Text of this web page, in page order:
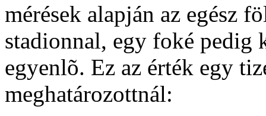
mérések alapján az egész
stadionnal, egy foké pedig
egyenlõ. Ez az érték egy
meghatározottnál: